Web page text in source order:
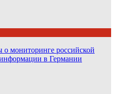
о мониторинге российской
в Германии